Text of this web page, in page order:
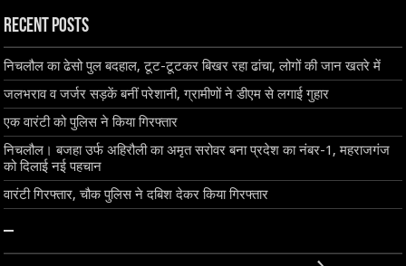
Recent Posts
निचलौल का ढेसो पुल बदहाल, टूट-टूटकर बिखर रहा ढांचा, लोगों की जान खतरे में
जलभराव व जर्जर सड़कें बनीं परेशानी, ग्रामीणों ने डीएम से लगाई गुहार
एक वारंटी को पुलिस ने किया गिरफ्तार
निचलौल। बजहा उर्फ अहिरौली का अमृत सरोवर बना प्रदेश का नंबर-1, महराजगंज
को दिलाई नई पहचान
वारंटी गिरफ्तार, चौक पुलिस ने दबिश देकर किया गिरफ्तार
–